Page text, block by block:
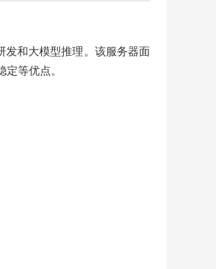
发和大模型推理。该服务器面
等优点。